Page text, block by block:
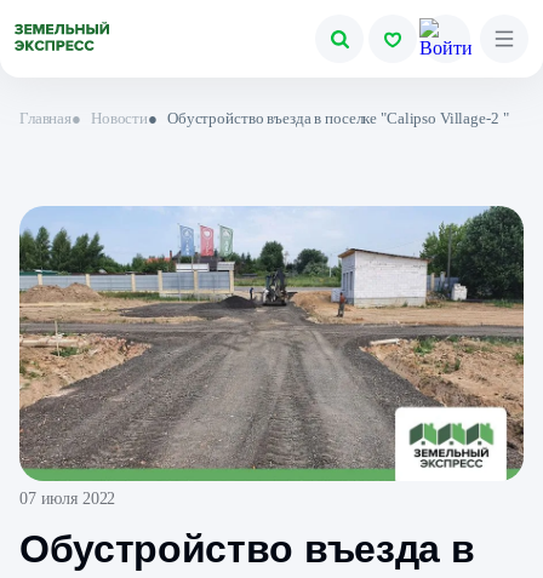
Главная● Новости● Обустройство въезда в поселке "Calipso Village-2 "
07 июля 2022
Обустройство въезда в